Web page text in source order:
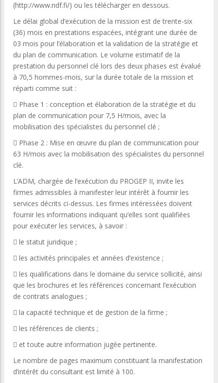
(http://www.ndf.fi/) ou les télécharger en dessous.
Le délai global d’exécution de la mission est de trente-six
(36) mois en prestations espacées, intégrant une durée de
03 mois pour l’élaboration et la validation de la stratégie et
du plan de communication. Le volume estimatif de la
prestation du personnel clé lors des deux phases est évalué
à 70,5 hommes-mois, sur la durée totale de la mission et
réparti comme suit :
 Phase 1 : conception et élaboration de la stratégie et du
plan de communication pour 7,5 H/mois, avec la
mobilisation des spécialistes du personnel clé ;
 Phase 2 : Mise en œuvre du plan de communication pour
63 H/mois avec la mobilisation des spécialistes du personnel
clé.
L’ADM, chargée de l’exécution du PROGEP II, invite les
firmes admissibles à manifester leur intérêt à fournir les
services décrits ci-dessus. Les firmes intéressées doivent
fournir les informations indiquant qu’elles sont qualifiées
pour exécuter les services, à savoir :
 le statut juridique ;
 les activités principales et années d’existence ;
 les qualifications dans le domaine du service sollicité, ainsi
que les brochures et les références concernant l’exécution
de contrats analogues ;
 la capacité technique et de gestion de la firme ;
 les références de clients ;
 et toute autre information jugée pertinente.
Le nombre de pages maximum constituant la manifestation
d’intérêt du consultant est limité à 100.